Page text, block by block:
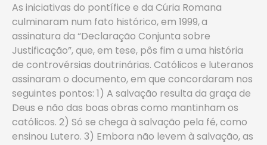
As iniciativas do pontífice e da Cúria Romana
culminaram num fato histórico, em 1999,a
assinatura da “Declaração Conjunta sobre
Justificação”, que, em tese, pôs fim a uma história
de controvérsias doutrinárias. Católicos e luteranos
assinaram o documento, em que concordaram nos
seguintes pontos: 1) A salvação resulta da graça de
Deus e não das boas obras como mantinham os
católicos. 2) Só se chega à salvação pela fé, como
ensinou Lutero. 3) Embora não levem à salvação, as